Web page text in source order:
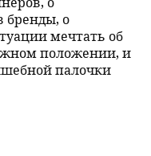
бренды, о
мечтать об
положении, и
палочки